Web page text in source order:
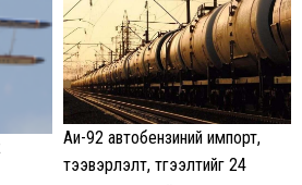
Аи-92 автобензиний импорт,
тээвэрлэлт, түгээлтийг 24